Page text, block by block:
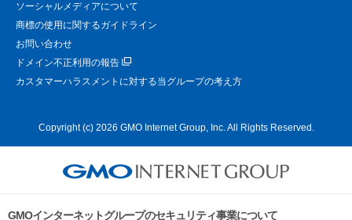
ソーシャルメディアについて
商標の使用に関するガイドライン
お問い合わせ
ドメイン不正利用の報告
カスタマーハラスメントに対する当グループの考え方
Copyright (c) 2026 GMO Internet Group, Inc. All Rights Reserved.
GMOインターネットグループのセキュリティ事業について